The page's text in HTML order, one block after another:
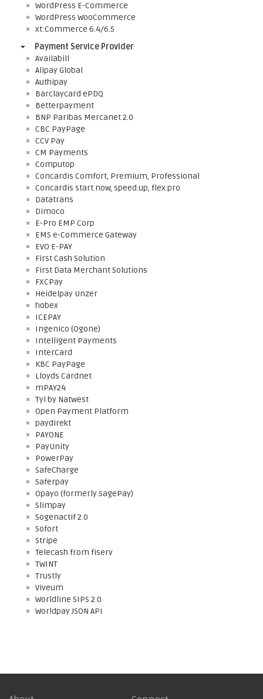
WordPress E-Commerce
WordPress WooCommerce
xt:Commerce 6.4/6.5
Payment Service Provider
Availabill
Alipay Global
Authipay
Barclaycard ePDQ
Betterpayment
BNP Paribas Mercanet 2.0
CBC PayPage
CCV Pay
CM Payments
Computop
Concardis Comfort, Premium, Professional
Concardis start.now, speed.up, flex.pro
Datatrans
Dimoco
E-Pro EMP Corp
EMS e-Commerce Gateway
EVO E-PAY
First Cash Solution
First Data Merchant Solutions
FXCPay
Heidelpay Unzer
hobex
ICEPAY
Ingenico (Ogone)
Intelligent Payments
InterCard
KBC PayPage
Lloyds Cardnet
mPAY24
Tyl by Natwest
Open Payment Platform
paydirekt
PAYONE
PayUnity
PowerPay
SafeCharge
Saferpay
Opayo (formerly SagePay)
Slimpay
Sogenactif 2.0
Sofort
Stripe
Telecash from fiserv
TWINT
Trustly
Viveum
Worldline SIPS 2.0
Worldpay JSON API